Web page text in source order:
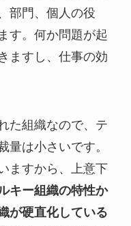
部門、個人の役
す。何か問題が起
ますし、仕事の効
た組織なので、テ
量は小さいです。
ますから、上意下
キー組織の特性か
が硬直化している